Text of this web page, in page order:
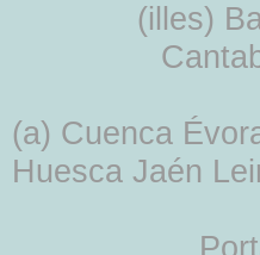
(illes)
(a) Cuenca
Huesca Jaén